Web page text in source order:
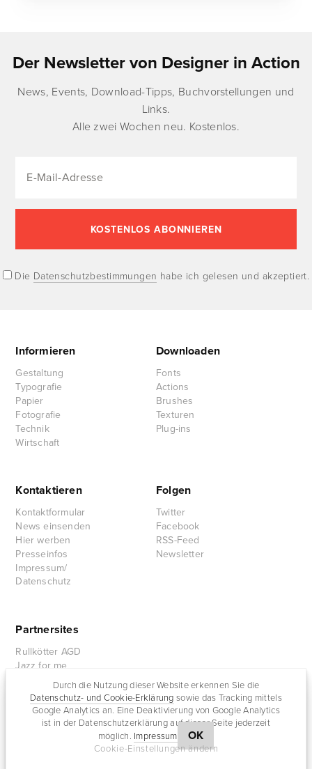
Durch die Nutzung dieser Website erkennen Sie die
Datenschutz- und Cookie-Erklärung sowie das Tracking mittels
Google Analytics an. Eine Deaktivierung von Google Analytics
ist in der Datenschutzerklärung auf dieser Seite jederzeit
möglich. Impressum OK
Cookie-Einstellungen ändern
Der Newsletter von Designer in Action
News, Events, Download-Tipps, Buchvorstellungen und
Links.
Alle zwei Wochen neu. Kostenlos.
Die Datenschutzbestimmungen habe ich gelesen und akzeptiert.
Informieren
Gestaltung
Typografie
Papier
Fotografie
Technik
Wirtschaft
Downloaden
Fonts
Actions
Brushes
Texturen
Plug-ins
Kontaktieren
Kontaktformular
News einsenden
Hier werben
Presseinfos
Impressum/
Datenschutz
Folgen
Twitter
Facebook
RSS-Feed
Newsletter
Partnersites
Rullkötter AGD
Jazz for me